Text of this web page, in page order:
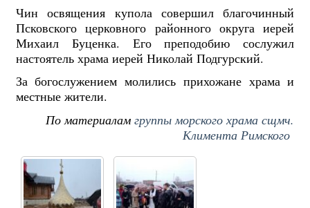
Чин освящения купола совершил благочинный
Псковского церковного районного округа иерей
Михаил Буценка. Его преподобию сослужил
настоятель храма иерей Николай Подгурский.
За богослужением молились прихожане храма и
местные жители.
По материаламгруппы морского храма сщмч.
Климента Римского